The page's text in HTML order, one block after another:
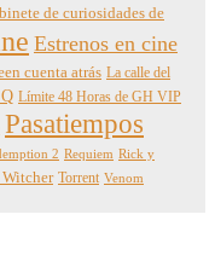
de curiosidades de
Estrenos en cine
cuenta atrás La calle del
Límite 48 Horas de GH VIP
Pasatiempos
2 Requiem Rick y
Witcher Torrent Venom